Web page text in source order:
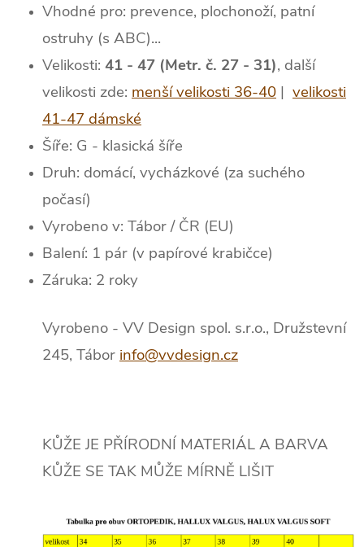
Vhodné pro: prevence, plochonoží, patní
ostruhy (s ABC)...
Velikosti: 41 - 47 (Metr. č. 27 - 31), další
velikosti zde: menší velikosti 36-40 | velikosti
41-47 dámské
Šíře: G - klasická šíře
Druh: domácí, vycházkové (za suchého
počasí)
Vyrobeno v: Tábor / ČR (EU)
Balení: 1 pár (v papírové krabičce)
Záruka: 2 roky
Vyrobeno - VV Design spol. s.r.o., Družstevní
245, Tábor info@vvdesign.cz
KŮŽE JE PŘÍRODNÍ MATERIÁL A BARVA
KŮŽE SE TAK MŮŽE MÍRNĚ LIŠIT